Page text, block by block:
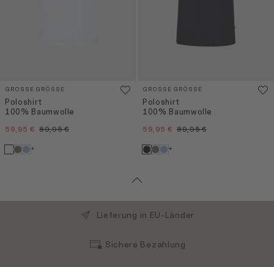
GROSSE GRÖSSE
Poloshirt
100% Baumwolle
59,95 € 89,95 €
+
GROSSE GRÖSSE
Poloshirt
100% Baumwolle
59,95 € 89,95 €
+
Lieferung in EU-Länder
Sichere Bezahlung